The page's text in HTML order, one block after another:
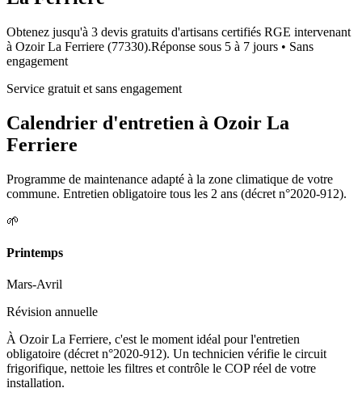
Obtenez jusqu'à 3 devis gratuits d'artisans certifiés RGE intervenant
à Ozoir La Ferriere (77330).Réponse sous 5 à 7 jours • Sans
engagement
Service gratuit et sans engagement
Calendrier d'entretien à Ozoir La
Ferriere
Programme de maintenance adapté à la zone climatique de votre
commune. Entretien obligatoire tous les 2 ans (décret n°2020-912).
🌱
Printemps
Mars-Avril
Révision annuelle
À Ozoir La Ferriere, c'est le moment idéal pour l'entretien
obligatoire (décret n°2020-912). Un technicien vérifie le circuit
frigorifique, nettoie les filtres et contrôle le COP réel de votre
installation.